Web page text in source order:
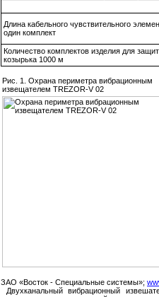
Длина кабельного чувствительного
один комплект
Количество комплектов изделия для
козырька 1000 м
Рис. 1. Охрана периметра вибрационным
извещателем TREZOR-V 02
ЗАО «Восток - Специальные системы»;
Двухканальный вибрационный